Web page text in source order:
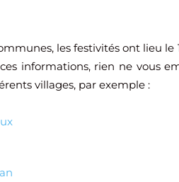
les festivités ont lieu
informations, rien ne vous
villages, par exemple :